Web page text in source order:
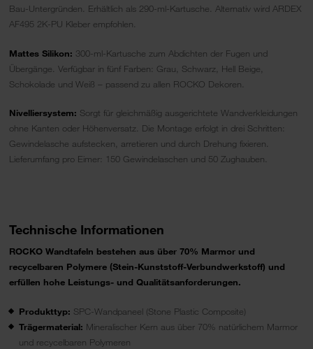
Bau-Untergründen. Erhältlich als 290-ml-Kartusche. Alternativ wird ARDEX
AF495 2K-PU Kleber empfohlen.
Mattes Silikon: 300-ml-Kartusche zum Abdichten der Fugen und
Übergänge. Verfügbar in fünf Farben: Grau, Schwarz, Hell Beige,
Schokolade und Weiß – passend zu allen ROCKO Dekoren.
Nivelliersystem: Sorgt für gleichmäßig ausgerichtete Wandverkleidungen
ohne Kanten oder Höhenversatz. Die Montage erfolgt in drei Schritten:
Gewindelasche aufstecken, arretieren und durch Drehung fixieren.
Lieferumfang pro Eimer: 150 Gewindelaschen und 50 Zughauben.
Technische Informationen
ROCKO Wandtafeln bestehen aus über 70% Marmor und
recycelbaren Polymere (Stein-Kunststoff-Verbundwerkstoff) und
erfüllen hohe Leistungs- und Qualitätsanforderungen.
Produkttyp: SPC-Wandpaneel (Stone Plastic Composite)
Trägermaterial: Mineralischer Kern aus über 70% natürlichem Marmor
und recycelbaren Polymeren